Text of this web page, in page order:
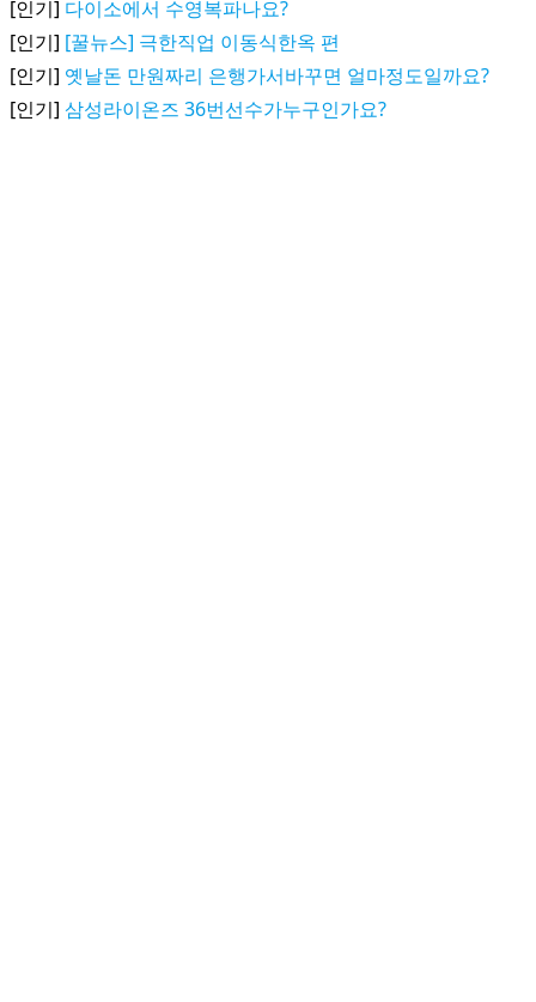
[인기] 다이소에서 수영복파나요?
[인기] [꿀뉴스] 극한직업 이동식한옥 편
[인기] 옛날돈 만원짜리 은행가서바꾸면 얼마정도일까요?
[인기] 삼성라이온즈 36번선수가누구인가요?